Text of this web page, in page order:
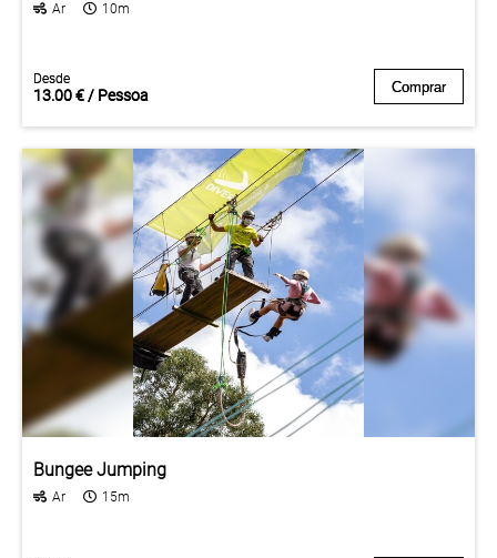
Ar 10m
Desde
13.00 € / Pessoa Comprar
Desde
13.00 € / Pessoa Comprar
Bungee Jumping
Ar 15m